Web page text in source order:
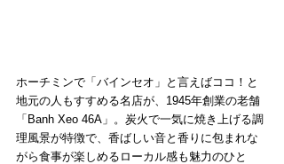
ホーチミンで「バインセオ」と言えばココ！と
地元の人もすすめる名店が、1945年創業の老舗
「Banh Xeo 46A」。炭火で一気に焼き上げる調
理風景が特徴で、香ばしい音と香りに包まれな
がら食事が楽しめるローカル感も魅力のひと